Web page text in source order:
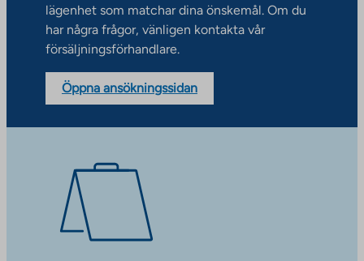
lägenhet som matchar dina önskemål. Om du
har några frågor, vänligen kontakta vår
försäljningsförhandlare.
Öppna ansökningssidan